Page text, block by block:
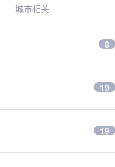
城市相关
8
19
19